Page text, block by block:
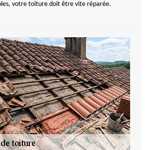
votre toiture doit être vite réparée.